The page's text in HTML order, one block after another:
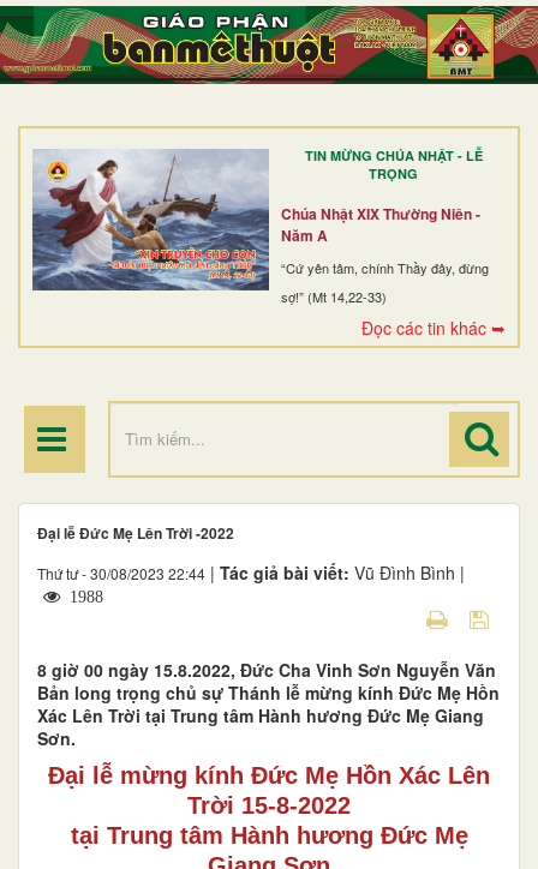
TIN MỪNG CHÚA NHẬT - LỄ
TRỌNG
Chúa Nhật XIX Thường Niên -
Năm A
“Cứ yên tâm, chính Thầy đây, đừng
sợ!” (Mt 14,22-33)
Đọc các tin khác ➥
TRANG NHẤT
GIỚI THIỆU
DÒNG TU
BAN MỤC VỤ
ĐOÀN THỂ CG
ĐIỂM HÀNH HƯƠNG
Đại lễ Đức Mẹ Lên Trời -2022
Thứ tư - 30/08/2023 22:44 | Tác giả bài viết: Vũ Đình Bình |
1988
8 giờ 00 ngày 15.8.2022, Đức Cha Vinh Sơn Nguyễn Văn
Bản long trọng chủ sự Thánh lễ mừng kính Đức Mẹ Hồn
Xác Lên Trời tại Trung tâm Hành hương Đức Mẹ Giang
Sơn.
Đại lễ mừng kính Đức Mẹ Hồn Xác Lên
Trời 15-8-2022
tại Trung tâm Hành hương Đức Mẹ